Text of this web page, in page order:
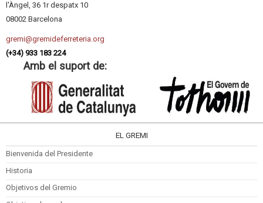
l'Àngel, 36 1r despatx 10
08002 Barcelona
gremi@gremideferreteria.org
(+34) 933 183 224
Amb el suport de:
EL GREMI
Bienvenida del Presidente
Historia
Objetivos del Gremio